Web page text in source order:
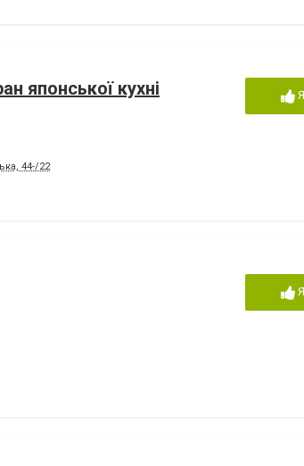
японської кухні
44-/22